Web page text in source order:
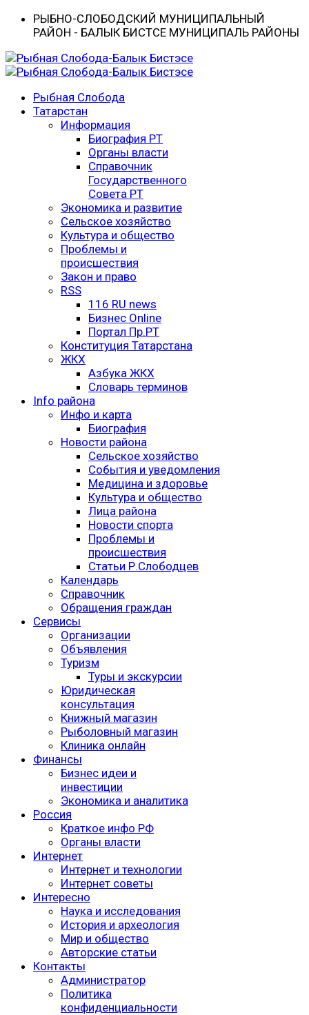
РЫБНО-CЛОБОДСКИЙ МУНИЦИПАЛЬНЫЙ
РАЙОН - БАЛЫК БИСТӘСЕ МУНИЦИПАЛЬ РАЙОНЫ
Рыбная Слобода
Татарстан
Информация
Биография РТ
Органы власти
Справочник
Государственного
Совета РТ
Экономика и развитие
Сельское хозяйство
Культура и общество
Проблемы и
происшествия
Закон и право
RSS
116 RU news
Бизнес Online
Портал Пр.РТ
Конституция Татарстана
ЖКХ
Азбука ЖКХ
Словарь терминов
Info района
Инфо и карта
Биография
Новости района
Сельское хозяйство
События и уведомления
Медицина и здоровье
Культура и общество
Лица района
Новости спорта
Проблемы и
происшествия
Статьи Р.Слободцев
Календарь
Справочник
Обращения граждан
Сервисы
Организации
Объявления
Туризм
Туры и экскурсии
Юридическая
консультация
Книжный магазин
Рыболовный магазин
Клиника онлайн
Финансы
Бизнес идеи и
инвестиции
Экономика и аналитика
Россия
Краткое инфо РФ
Органы власти
Интернет
Интернет и технологии
Интернет советы
Интересно
Наука и исследования
История и археология
Мир и общество
Авторские статьи
Контакты
Администратор
Политика
конфиденциальности